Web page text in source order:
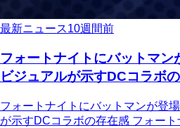
最新ニュース10週間前
フォートナイトにバットマ
ビジュアルが示すDCコラボ
フォートナイトにバットマンが登
が示すDCコラボの存在感 フォー